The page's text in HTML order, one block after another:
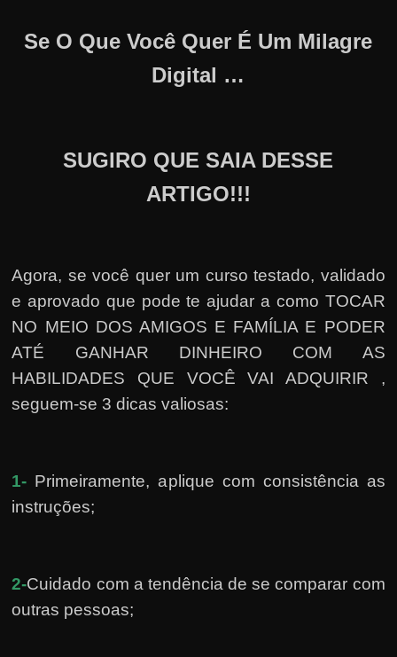
Se O Que Você Quer É Um Milagre
Digital …
SUGIRO QUE SAIA DESSE
ARTIGO!!!
Agora, se você quer um curso testado, validado
e aprovado que pode te ajudar a como TOCAR
NO MEIO DOS AMIGOS E FAMÍLIA E PODER
ATÉ GANHAR DINHEIRO COM AS
HABILIDADES QUE VOCÊ VAI ADQUIRIR ,
seguem-se 3 dicas valiosas:
1- Primeiramente, aplique com consistência as
instruções;
2-Cuidado com a tendência de se comparar com
outras pessoas;